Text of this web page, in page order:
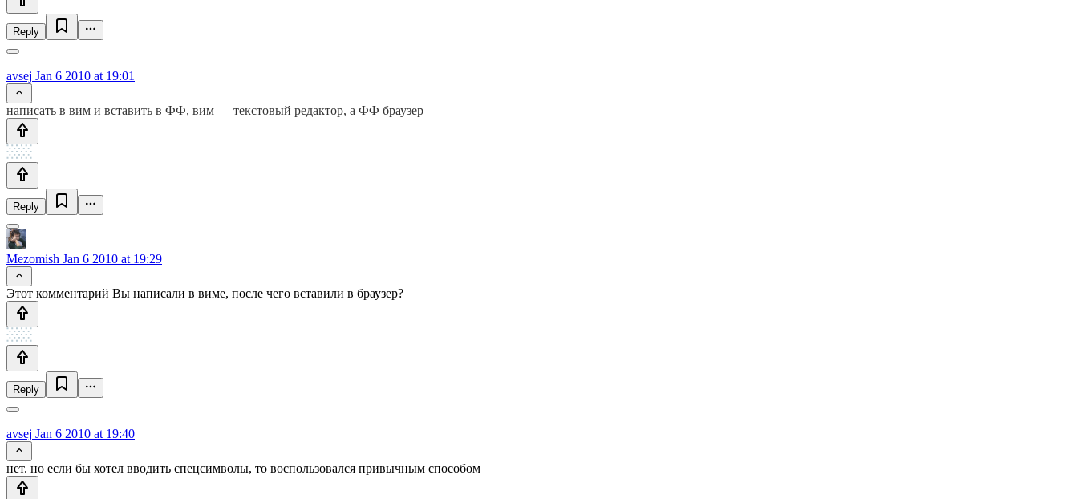
Reply
avsej Jan 6 2010 at 19:01
написать в вим и вставить в ФФ, вим — текстовый редактор, а ФФ браузер
Reply
Mezomish Jan 6 2010 at 19:29
Этот комментарий Вы написали в виме, после чего вставили в браузер?
Reply
avsej Jan 6 2010 at 19:40
нет. но если бы хотел вводить спецсимволы, то воспользовался привычным способом